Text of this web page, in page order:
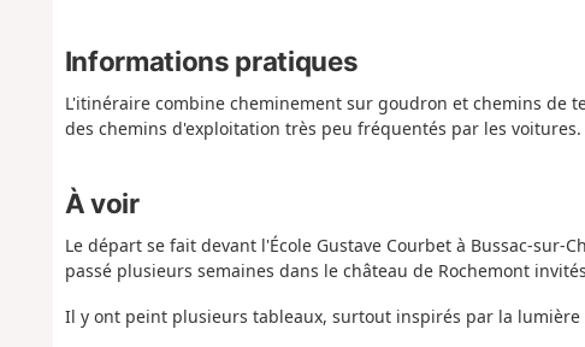
Informations pratiques
L'itinéraire combine cheminement sur goudron et chemins de
des chemins d'exploitation très peu fréquentés par les voitures.
À voir
Le départ se fait devant l'École Gustave Courbet à Bussac-sur-
passé plusieurs semaines dans le château de Rochemont
Il y ont peint plusieurs tableaux, surtout inspirés par la lumière